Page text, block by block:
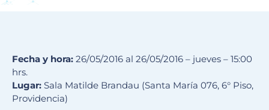
Fecha y hora: 26/05/2016 al 26/05/2016 – jueves – 15:00
hrs.
Lugar: Sala Matilde Brandau (Santa María 076, 6° Piso,
Providencia)